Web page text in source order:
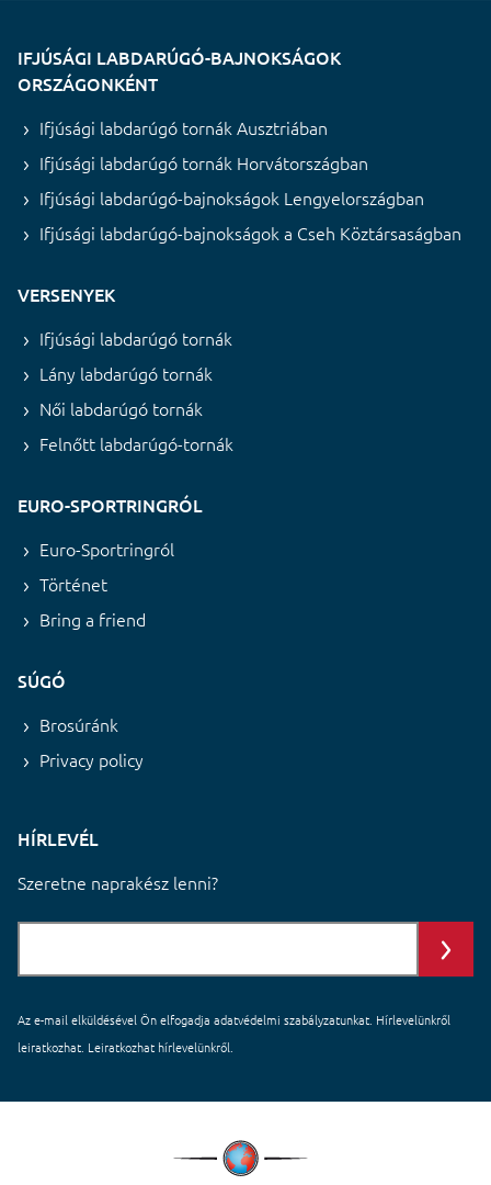
IFJÚSÁGI LABDARÚGÓ-BAJNOKSÁGOK
ORSZÁGONKÉNT
Ifjúsági labdarúgó tornák Ausztriában
Ifjúsági labdarúgó tornák Horvátországban
Ifjúsági labdarúgó-bajnokságok Lengyelországban
Ifjúsági labdarúgó-bajnokságok a Cseh Köztársaságban
VERSENYEK
Ifjúsági labdarúgó tornák
Lány labdarúgó tornák
Női labdarúgó tornák
Felnőtt labdarúgó-tornák
EURO-SPORTRINGRÓL
Euro-Sportringról
Történet
Bring a friend
SÚGÓ
Brosúránk
Privacy policy
HÍRLEVÉL
Szeretne naprakész lenni?
Az e-mail elküldésével Ön elfogadja adatvédelmi szabályzatunkat. Hírlevelünkről
leiratkozhat. Leiratkozhat hírlevelünkről.